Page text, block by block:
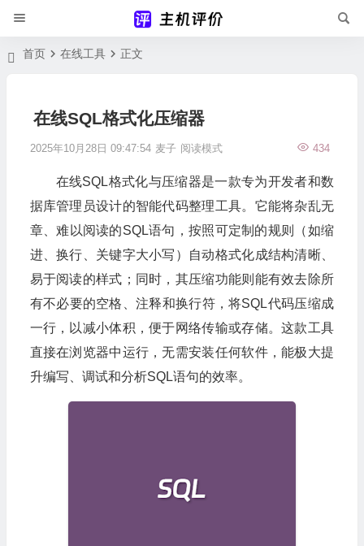
首页 在线工具 正文
在线SQL格式化压缩器
2025年10月28日 09:47:54 麦子 434
阅读模式
在线SQL格式化与压缩器是一款专为开发者和数
据库管理员设计的智能代码整理工具。它能将杂乱无
章、难以阅读的SQL语句，按照可定制的规则（如缩
进、换行、关键字大小写）自动格式化成结构清晰、
易于阅读的样式；同时，其压缩功能则能有效去除所
有不必要的空格、注释和换行符，将SQL代码压缩成
一行，以减小体积，便于网络传输或存储。这款工具
直接在浏览器中运行，无需安装任何软件，能极大提
升编写、调试和分析SQL语句的效率。